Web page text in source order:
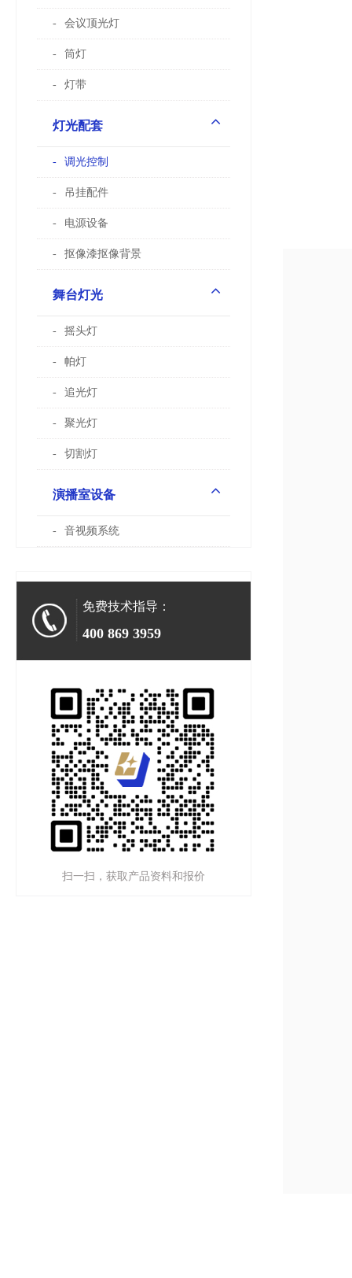
会议顶光灯
筒灯
灯带
灯光配套
调光控制
吊挂配件
电源设备
抠像漆抠像背景
舞台灯光
摇头灯
帕灯
追光灯
聚光灯
切割灯
演播室设备
音视频系统
免费技术指导：
400 869 3959
扫一扫，获取产品资料和报价